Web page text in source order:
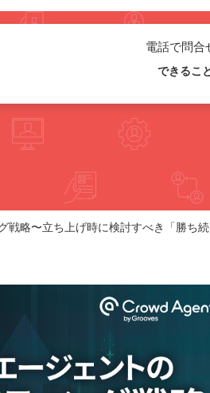
電話で問合
できるこ
戦略〜立ち上げ時に検討すべき「勝ち